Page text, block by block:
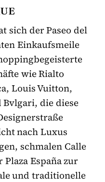
sich der Paseo del
Einkaufsmeile
wie Rialto
Louis Vuitton,
Bvlgari, die diese
nach Luxus
schmalen Calle
España zur
und traditionelle